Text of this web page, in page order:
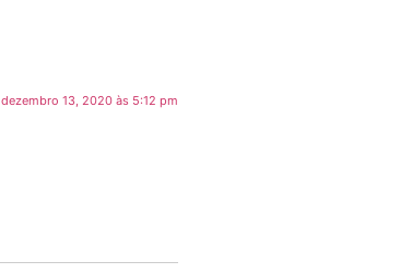
dezembro 13, 2020 às 5:12 pm